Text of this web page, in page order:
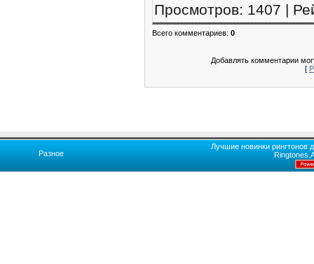
Просмотров: 1407 |
Всего комментариев: 0
Добавлять комментарии
[
Разное
Лучшие новинки рингтонов